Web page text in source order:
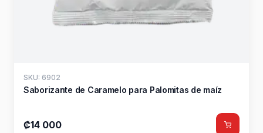
SKU: 6902
Saborizante de Caramelo para Palomitas de maíz
₡14 000